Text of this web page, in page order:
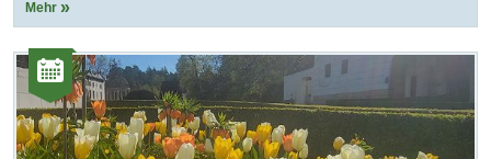
Mehr
Kategorie:
Veranstaltungen